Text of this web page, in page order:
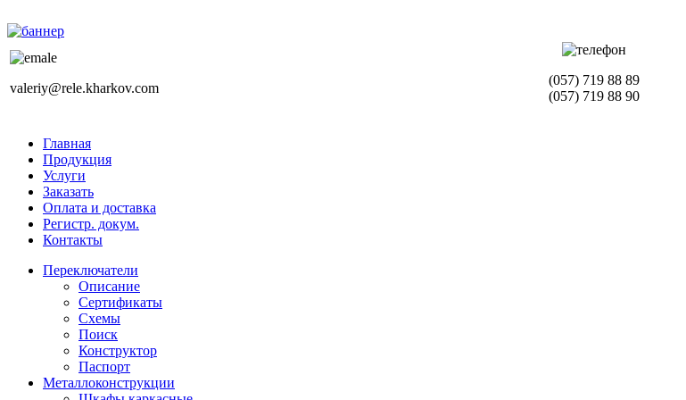
valeriy@rele.kharkov.com
(057) 719 88 89
(057) 719 88 90
Главная
Продукция
Услуги
Заказать
Оплата и доставка
Регистр. докум.
Контакты
Переключатели
Описание
Сертификаты
Схемы
Поиск
Конструктор
Паспорт
Металлоконструкции